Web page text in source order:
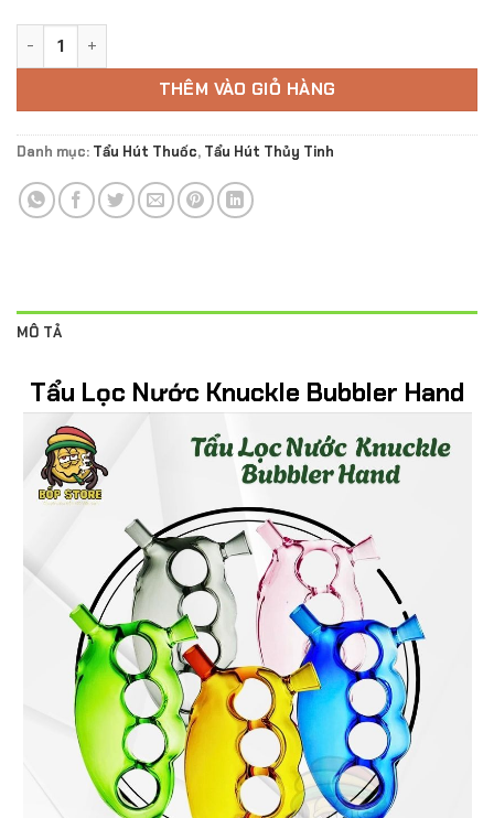
Tẩu Lọc Nước Knuckle Bubbler Hand số lượng
THÊM VÀO GIỎ HÀNG
Danh mục: Tẩu Hút Thuốc, Tẩu Hút Thủy Tinh
MÔ TẢ
Tẩu Lọc Nước Knuckle Bubbler Hand